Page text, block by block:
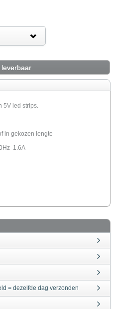
5V led strips.
in gekozen lengte
1.6A
= dezelfde dag verzonden